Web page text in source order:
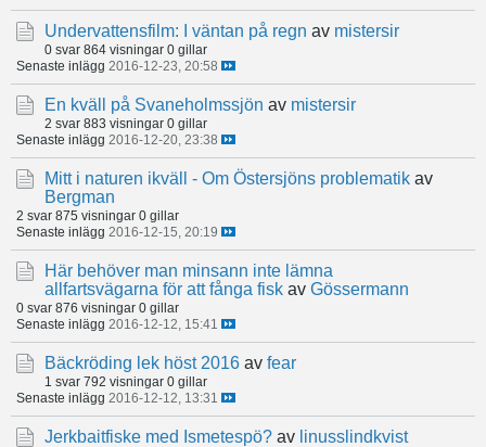
Undervattensfilm: I väntan på regn av mistersir
0 svar 864 visningar 0 gillar
Senaste inlägg 2016-12-23, 20:58
En kväll på Svaneholmssjön av mistersir
2 svar 883 visningar 0 gillar
Senaste inlägg 2016-12-20, 23:38
Mitt i naturen ikväll - Om Östersjöns problematik av
Bergman
2 svar 875 visningar 0 gillar
Senaste inlägg 2016-12-15, 20:19
Här behöver man minsann inte lämna
allfartsvägarna för att fånga fisk av Gössermann
0 svar 876 visningar 0 gillar
Senaste inlägg 2016-12-12, 15:41
Bäckröding lek höst 2016 av fear
1 svar 792 visningar 0 gillar
Senaste inlägg 2016-12-12, 13:31
Jerkbaitfiske med Ismetespö? av linusslindkvist